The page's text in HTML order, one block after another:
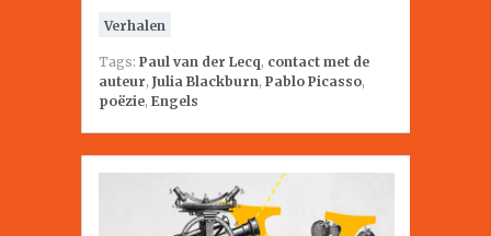
Verhalen
Tags: Paul van der Lecq, contact met de
auteur, Julia Blackburn, Pablo Picasso,
poëzie, Engels